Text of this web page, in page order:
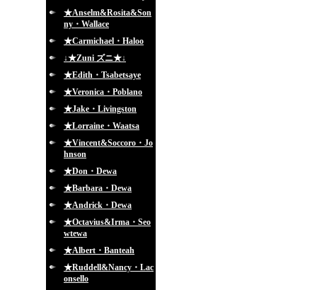
★Anselm&Rosita&Son
ny・Wallace
★Carmichael・Haloo
↓★Zuni ズニ★↓
★Edith・Tsabetsaye
★Veronica・Poblano
★Jake・Livingston
★Lorraine・Waatsa
★Vincent&Soccoro・Jo
hnson
★Don・Dewa
★Barbara・Dewa
★Andrick・Dewa
★Octavius&Irma・Seo
wtewa
★Albert・Banteah
★Ruddell&Nancy・Lac
onsello